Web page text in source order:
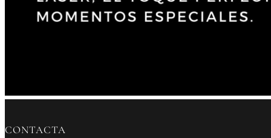
CONTACTA